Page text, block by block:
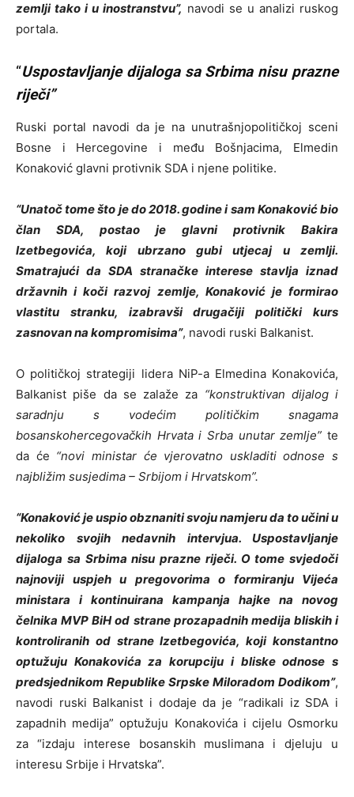
zemlji tako i u inostranstvu”, navodi se u analizi ruskog
portala.
“Uspostavljanje dijaloga sa Srbima nisu prazne
riječi”
Ruski portal navodi da je na unutrašnjopolitičkoj sceni
Bosne i Hercegovine i među Bošnjacima, Elmedin
Konaković glavni protivnik SDA i njene politike.
“Unatoč tome što je do 2018. godine i sam Konaković bio
član SDA, postao je glavni protivnik Bakira
Izetbegovića, koji ubrzano gubi utjecaj u zemlji.
Smatrajući da SDA stranačke interese stavlja iznad
državnih i koči razvoj zemlje, Konaković je formirao
vlastitu stranku, izabravši drugačiji politički kurs
zasnovan na kompromisima”, navodi ruski Balkanist.
O političkoj strategiji lidera NiP-a Elmedina Konakovića,
Balkanist piše da se zalaže za “konstruktivan dijalog i
saradnju s vodećim političkim snagama
bosanskohercegovačkih Hrvata i Srba unutar zemlje” te
da će “novi ministar će vjerovatno uskladiti odnose s
najbližim susjedima – Srbijom i Hrvatskom”.
“Konaković je uspio obznaniti svoju namjeru da to učini u
nekoliko svojih nedavnih intervjua. Uspostavljanje
dijaloga sa Srbima nisu prazne riječi. O tome svjedoči
najnoviji uspjeh u pregovorima o formiranju Vijeća
ministara i kontinuirana kampanja hajke na novog
čelnika MVP BiH od strane prozapadnih medija bliskih i
kontroliranih od strane Izetbegovića, koji konstantno
optužuju Konakovića za korupciju i bliske odnose s
predsjednikom Republike Srpske Miloradom Dodikom”,
navodi ruski Balkanist i dodaje da je “radikali iz SDA i
zapadnih medija” optužuju Konakovića i cijelu Osmorku
za “izdaju interese bosanskih muslimana i djeluju u
interesu Srbije i Hrvatska”.